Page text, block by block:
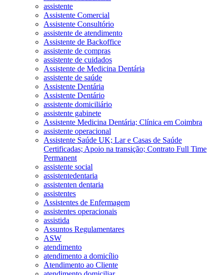
assistente
Assistente Comercial
Assistente Consultório
assistente de atendimento
Assistente de Backoffice
assistente de compras
assistente de cuidados
Assistente de Medicina Dentária
assistente de saúde
Assistente Dentária
Assistente Dentário
assistente domiciliário
assistente gabinete
Assistente Medicina Dentária; Clínica em Coimbra
assistente operacional
Assistente Saúde UK; Lar e Casas de Saúde
Certificadas; Apoio na transição; Contrato Full Time
Permanent
assistente social
assistentedentaria
assistenten dentaria
assistentes
Assistentes de Enfermagem
assistentes operacionais
assistida
Assuntos Regulamentares
ASW
atendimento
atendimento a domicílio
Atendimento ao Cliente